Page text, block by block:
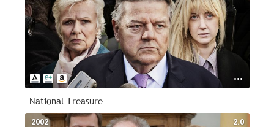
National Treasure
2.0
2002